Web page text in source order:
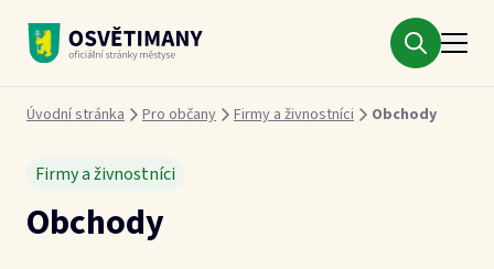
Drobečková navigace
Úvodní stránka Pro občany Firmy a živnostníci Obchody
Firmy a živnostníci
Obchody